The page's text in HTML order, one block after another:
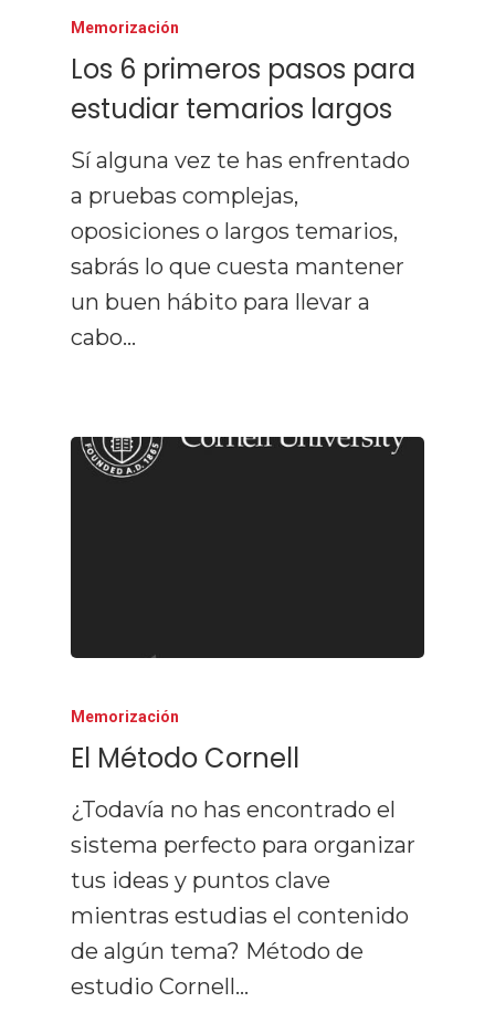
Memorización
Los 6 primeros pasos para
estudiar temarios largos
Sí alguna vez te has enfrentado
a pruebas complejas,
oposiciones o largos temarios,
sabrás lo que cuesta mantener
un buen hábito para llevar a
cabo…
Memorización
El Método Cornell
¿Todavía no has encontrado el
sistema perfecto para organizar
tus ideas y puntos clave
mientras estudias el contenido
de algún tema? Método de
estudio Cornell…